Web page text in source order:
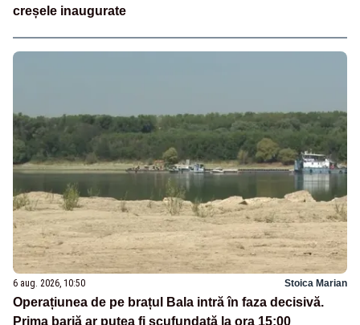
creșele inaugurate
6 aug. 2026, 10:50 Stoica Marian
Operațiunea de pe brațul Bala intră în faza decisivă.
Prima barjă ar putea fi scufundată la ora 15:00